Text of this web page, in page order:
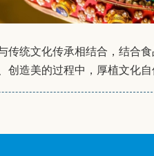
传统文化传承相结合，结合
造美的过程中，厚植文化自